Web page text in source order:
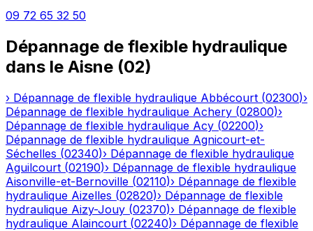
09 72 65 32 50
Dépannage de flexible hydraulique
dans le Aisne (02)
› Dépannage de flexible hydraulique Abbécourt (02300)›
Dépannage de flexible hydraulique Achery (02800)›
Dépannage de flexible hydraulique Acy (02200)›
Dépannage de flexible hydraulique Agnicourt-et-
Séchelles (02340)› Dépannage de flexible hydraulique
Aguilcourt (02190)› Dépannage de flexible hydraulique
Aisonville-et-Bernoville (02110)› Dépannage de flexible
hydraulique Aizelles (02820)› Dépannage de flexible
hydraulique Aizy-Jouy (02370)› Dépannage de flexible
hydraulique Alaincourt (02240)› Dépannage de flexible